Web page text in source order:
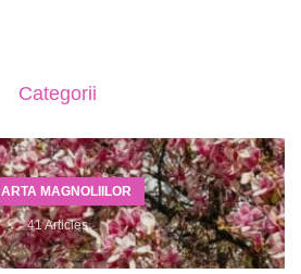
Categorii
MAGNOLIILOR
41 Articles